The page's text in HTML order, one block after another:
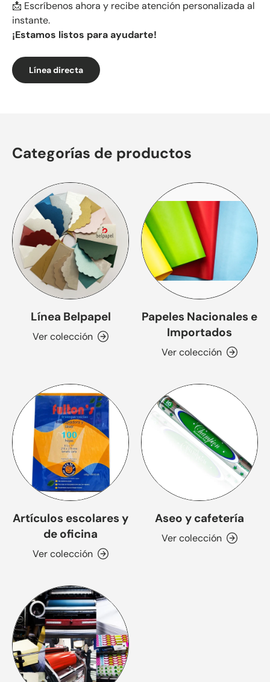
📩 Escríbenos ahora y recibe atención personalizada al
instante.
¡Estamos listos para ayudarte!
Línea directa
Categorías de productos
Línea Belpapel
Ver colección
Papeles Nacionales e
Importados
Ver colección
Artículos escolares y
de oficina
Ver colección
Aseo y cafetería
Ver colección